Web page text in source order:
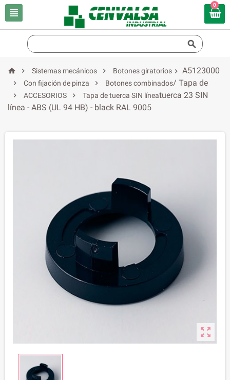

0

  Sistemas mecánicos 
Botones giratorios

Con fijación de pinza 
Botones combinados

ACCESORIOS  Tapa de tuerca SIN línea
 A5123000
/ Tapa de
tuerca 23 SIN
línea - ABS (UL 94 HB) - black RAL 9005
